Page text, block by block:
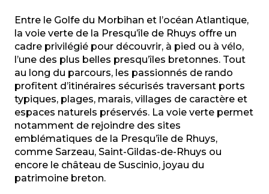
Entre le Golfe du Morbihan et l’océan Atlantique,
la voie verte de la Presqu’île de Rhuys offre un
cadre privilégié pour découvrir, à pied ou à vélo,
l’une des plus belles presqu’îles bretonnes. Tout
au long du parcours, les passionnés de rando
profitent d’itinéraires sécurisés traversant ports
typiques, plages, marais, villages de caractère et
espaces naturels préservés. La voie verte permet
notamment de rejoindre des sites
emblématiques de la Presqu’île de Rhuys,
comme Sarzeau, Saint-Gildas-de-Rhuys ou
encore le château de Suscinio, joyau du
patrimoine breton.